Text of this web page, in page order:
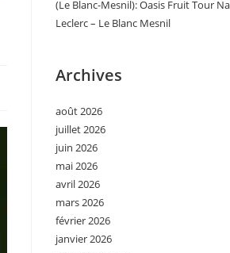
(Le Blanc-Mesnil): Oasis Fruit Tour
Leclerc – Le Blanc Mesnil
Archives
août 2026
juillet 2026
juin 2026
mai 2026
avril 2026
mars 2026
février 2026
janvier 2026